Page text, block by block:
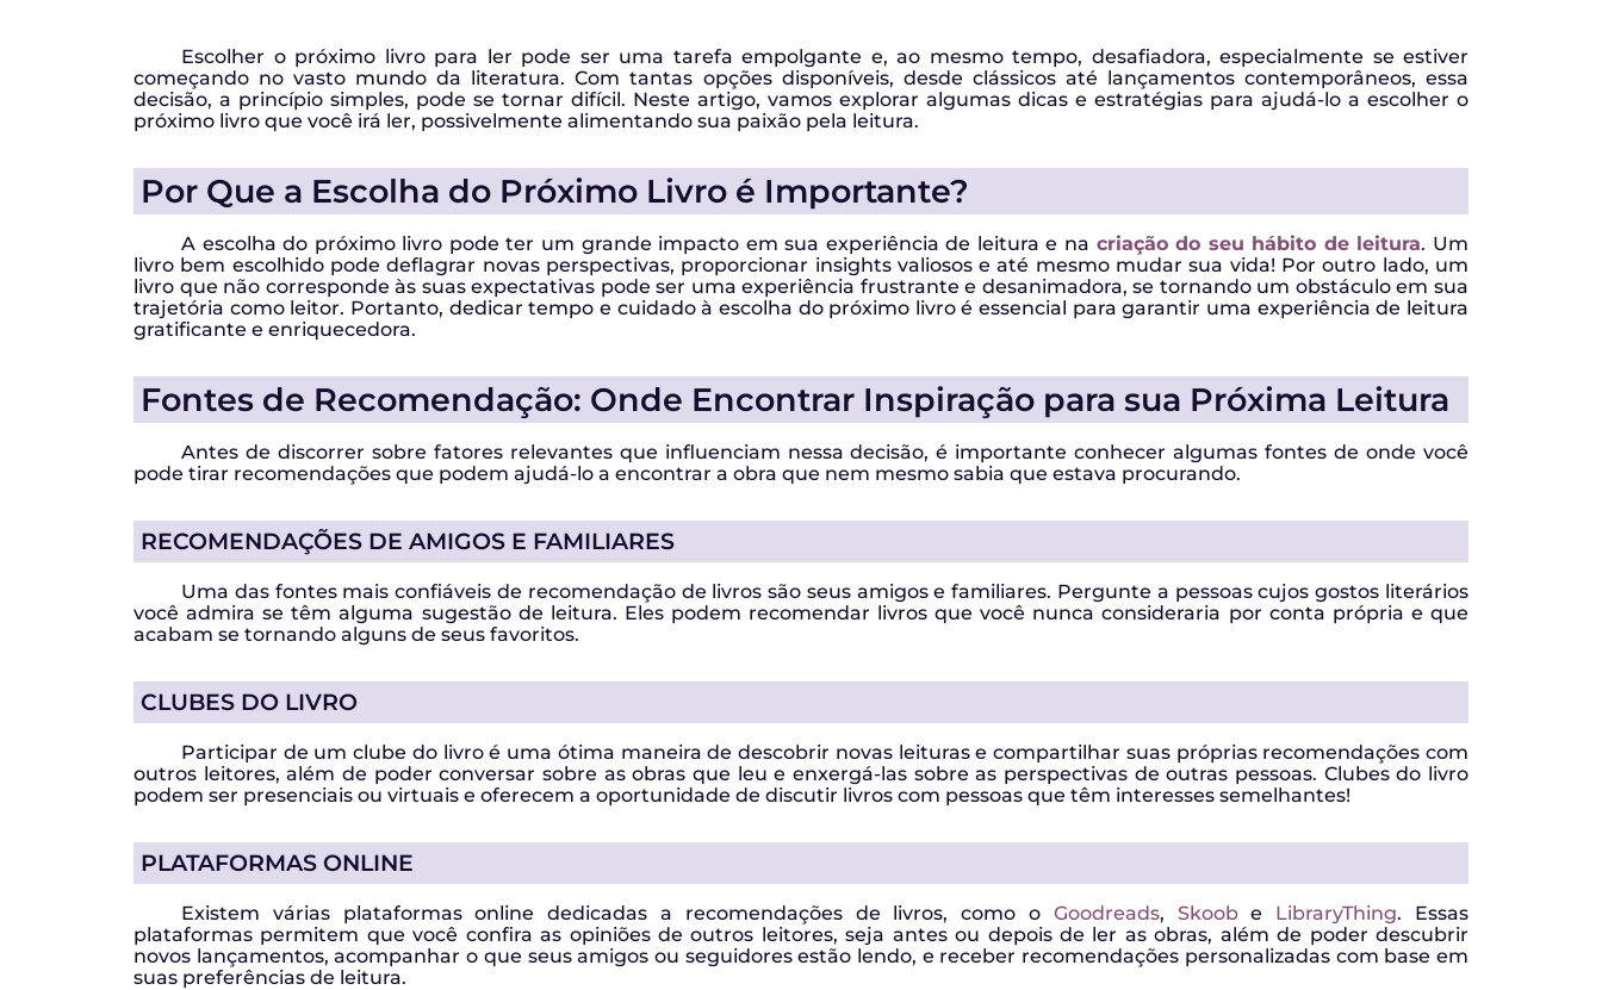
Escolher o próximo livro para ler pode ser uma tarefa empolgante e, ao mesmo tempo, desafiadora, especialmente se estiver
começando no vasto mundo da literatura. Com tantas opções disponíveis, desde clássicos até lançamentos contemporâneos, essa
decisão, a princípio simples, pode se tornar difícil. Neste artigo, vamos explorar algumas dicas e estratégias para ajudá-lo a escolher o
próximo livro que você irá ler, possivelmente alimentando sua paixão pela leitura.
Por Que a Escolha do Próximo Livro é Importante?
A escolha do próximo livro pode ter um grande impacto em sua experiência de leitura e na criação do seu hábito de leitura. Um
livro bem escolhido pode deflagrar novas perspectivas, proporcionar insights valiosos e até mesmo mudar sua vida! Por outro lado, um
livro que não corresponde às suas expectativas pode ser uma experiência frustrante e desanimadora, se tornando um obstáculo em sua
trajetória como leitor. Portanto, dedicar tempo e cuidado à escolha do próximo livro é essencial para garantir uma experiência de leitura
gratificante e enriquecedora.
Fontes de Recomendação: Onde Encontrar Inspiração para sua Próxima Leitura
Antes de discorrer sobre fatores relevantes que influenciam nessa decisão, é importante conhecer algumas fontes de onde você
pode tirar recomendações que podem ajudá-lo a encontrar a obra que nem mesmo sabia que estava procurando.
RECOMENDAÇÕES DE AMIGOS E FAMILIARES
Uma das fontes mais confiáveis de recomendação de livros são seus amigos e familiares. Pergunte a pessoas cujos gostos literários
você admira se têm alguma sugestão de leitura. Eles podem recomendar livros que você nunca consideraria por conta própria e que
acabam se tornando alguns de seus favoritos.
CLUBES DO LIVRO
Participar de um clube do livro é uma ótima maneira de descobrir novas leituras e compartilhar suas próprias recomendações com
outros leitores, além de poder conversar sobre as obras que leu e enxergá-las sobre as perspectivas de outras pessoas. Clubes do livro
podem ser presenciais ou virtuais e oferecem a oportunidade de discutir livros com pessoas que têm interesses semelhantes!
PLATAFORMAS ONLINE
Existem várias plataformas online dedicadas a recomendações de livros, como o Goodreads, Skoobe LibraryThing. Essas
plataformas permitem que você confira as opiniões de outros leitores, seja antes ou depois de ler as obras, além de poder descubrir
novos lançamentos, acompanhar o que seus amigos ou seguidores estão lendo, e receber recomendações personalizadas com base em
suas preferências de leitura.